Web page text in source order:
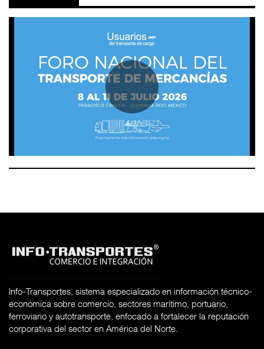
Info-Transportes, sistema especializado en información técnico-
económica sobre comercio, sectores marítimo, portuario,
ferroviario y autotransporte, enfocado a fortalecer la reputación
corporativa del sector en América del Norte.